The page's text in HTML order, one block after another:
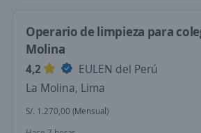
Operario de limpieza para
Molina
4,2
EULEN del Perú
La Molina, Lima
S/. 1.270,00 (Mensual)